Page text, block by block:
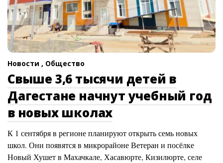
Новости , Общество
Свыше 3,6 тысячи детей в
Дагестане начнут учебный год
в новых школах
К 1 сентября в регионе планируют открыть семь новых
школ. Они появятся в микрорайоне Ветеран и посёлке
Новый Хушет в Махачкале, Хасавюрте, Кизилюрте, селе